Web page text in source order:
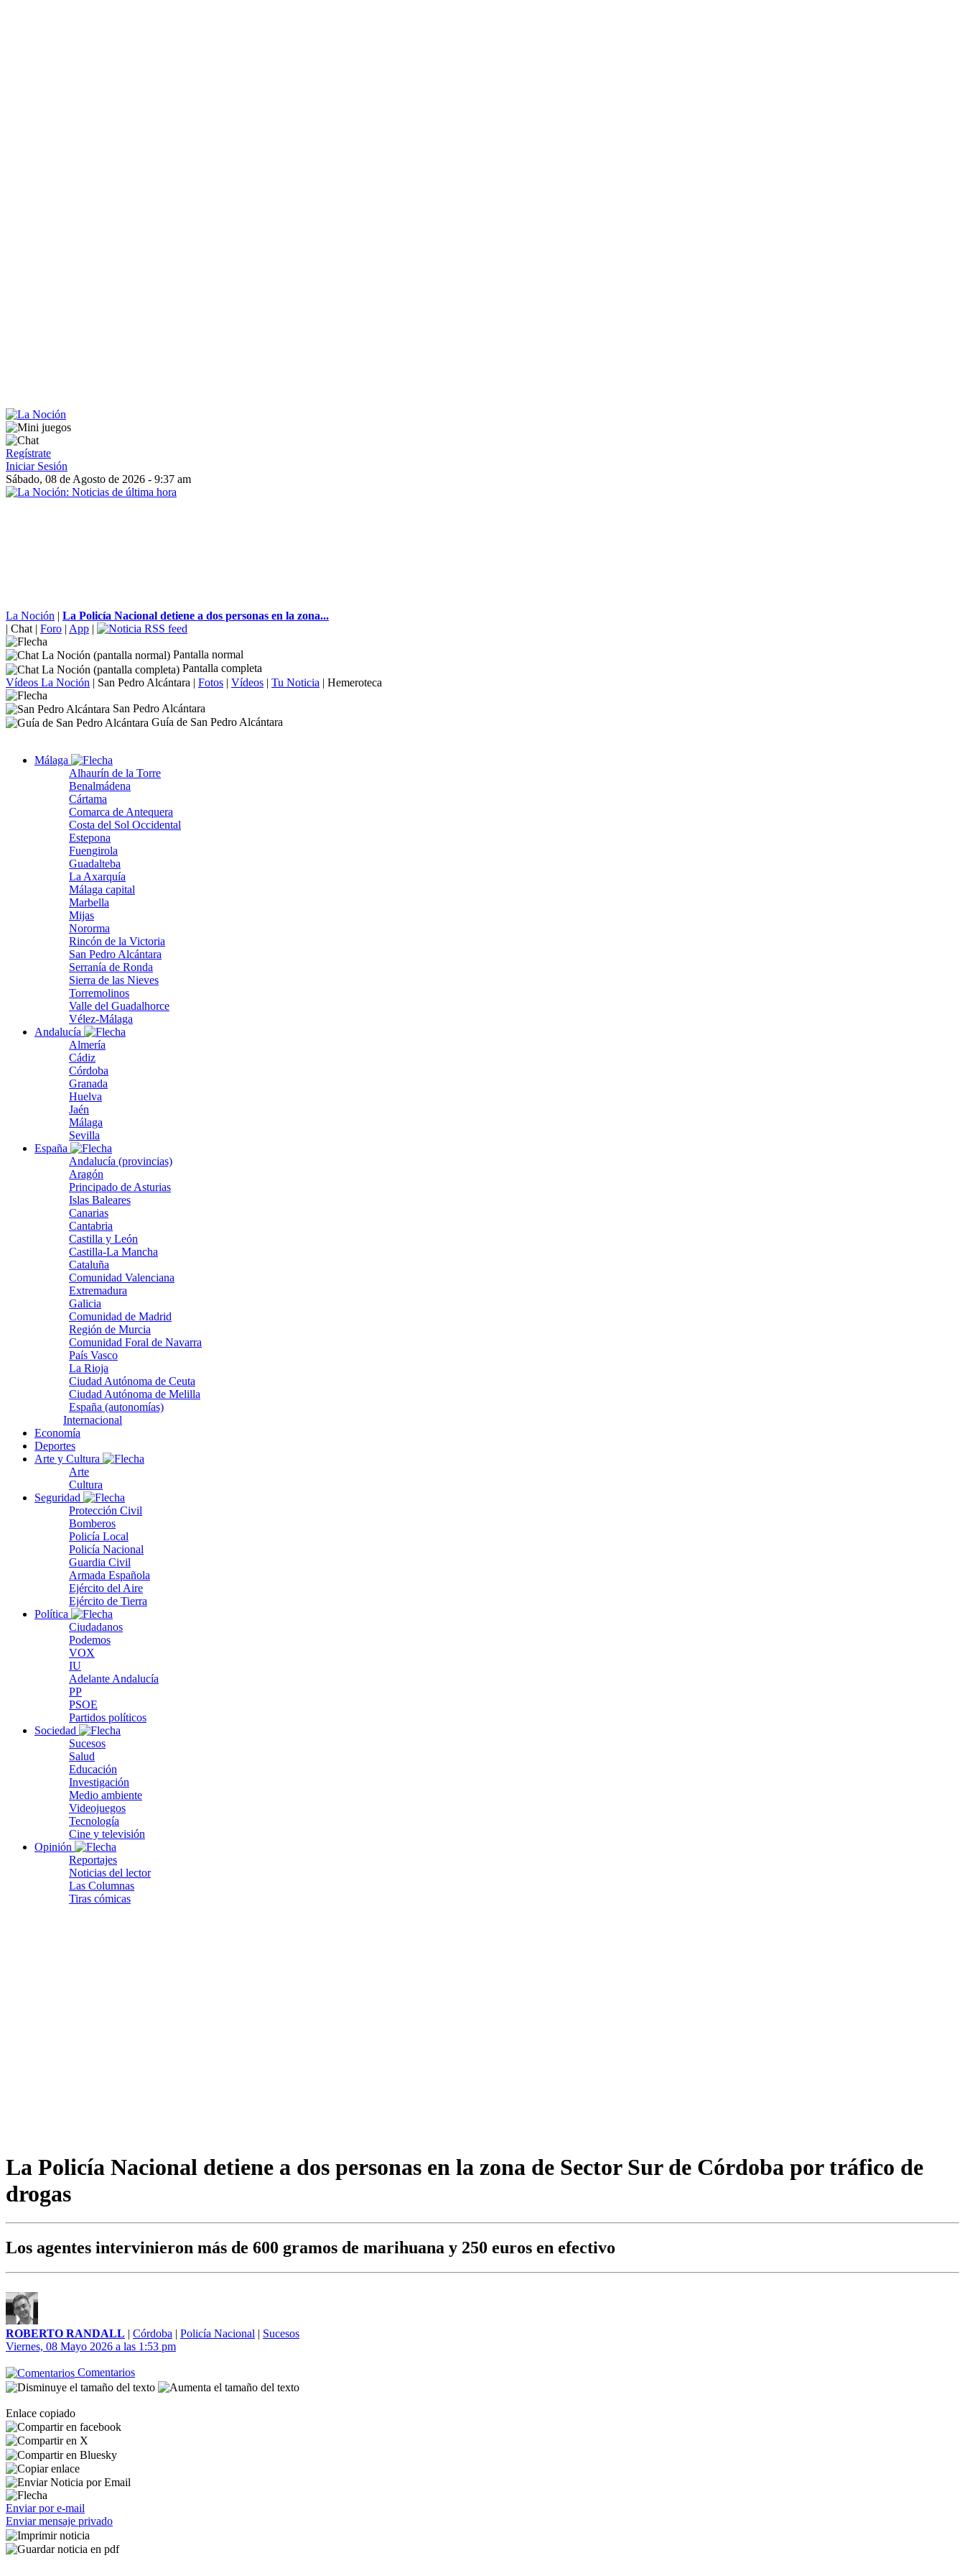
Regístrate
Iniciar Sesión
Sábado, 08 de Agosto de 2026 - 9:37 am
La Noción | La Policía Nacional detiene a dos personas en la zona...
| Chat | Foro | App |
Pantalla normal
Pantalla completa
Vídeos La Noción | San Pedro Alcántara | Fotos | Vídeos | Tu Noticia | Hemeroteca
San Pedro Alcántara
Guía de San Pedro Alcántara
Málaga
Alhaurín de la Torre
Benalmádena
Cártama
Comarca de Antequera
Costa del Sol Occidental
Estepona
Fuengirola
Guadalteba
La Axarquía
Málaga capital
Marbella
Mijas
Nororma
Rincón de la Victoria
San Pedro Alcántara
Serranía de Ronda
Sierra de las Nieves
Torremolinos
Valle del Guadalhorce
Vélez-Málaga
Andalucía
Almería
Cádiz
Córdoba
Granada
Huelva
Jaén
Málaga
Sevilla
España
Andalucía (provincias)
Aragón
Principado de Asturias
Islas Baleares
Canarias
Cantabria
Castilla y León
Castilla-La Mancha
Cataluña
Comunidad Valenciana
Extremadura
Galicia
Comunidad de Madrid
Región de Murcia
Comunidad Foral de Navarra
País Vasco
La Rioja
Ciudad Autónoma de Ceuta
Ciudad Autónoma de Melilla
España (autonomías)
Internacional
Economía
Deportes
Arte y Cultura
Arte
Cultura
Seguridad
Protección Civil
Bomberos
Policía Local
Policía Nacional
Guardia Civil
Armada Española
Ejército del Aire
Ejército de Tierra
Política
Ciudadanos
Podemos
VOX
IU
Adelante Andalucía
PP
PSOE
Partidos políticos
Sociedad
Sucesos
Salud
Educación
Investigación
Medio ambiente
Videojuegos
Tecnología
Cine y televisión
Opinión
Reportajes
Noticias del lector
Las Columnas
Tiras cómicas
La Policía Nacional detiene a dos personas en la zona de Sector Sur de Córdoba por tráfico de
drogas
Los agentes intervinieron más de 600 gramos de marihuana y 250 euros en efectivo
ROBERTO RANDALL | Córdoba | Policía Nacional | Sucesos
Viernes, 08 Mayo 2026 a las 1:53 pm
Comentarios
Enlace copiado
Enviar por e-mail
Enviar mensaje privado